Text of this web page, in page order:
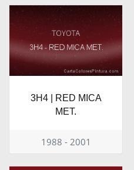
3H4 | RED MICA
MET.
1988 - 2001